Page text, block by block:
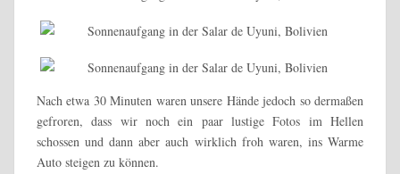
Nach etwa 30 Minuten waren unsere Hände jedoch so dermaßen
gefroren, dass wir noch ein paar lustige Fotos im Hellen
schossen und dann aber auch wirklich froh waren, ins Warme
Auto steigen zu können.